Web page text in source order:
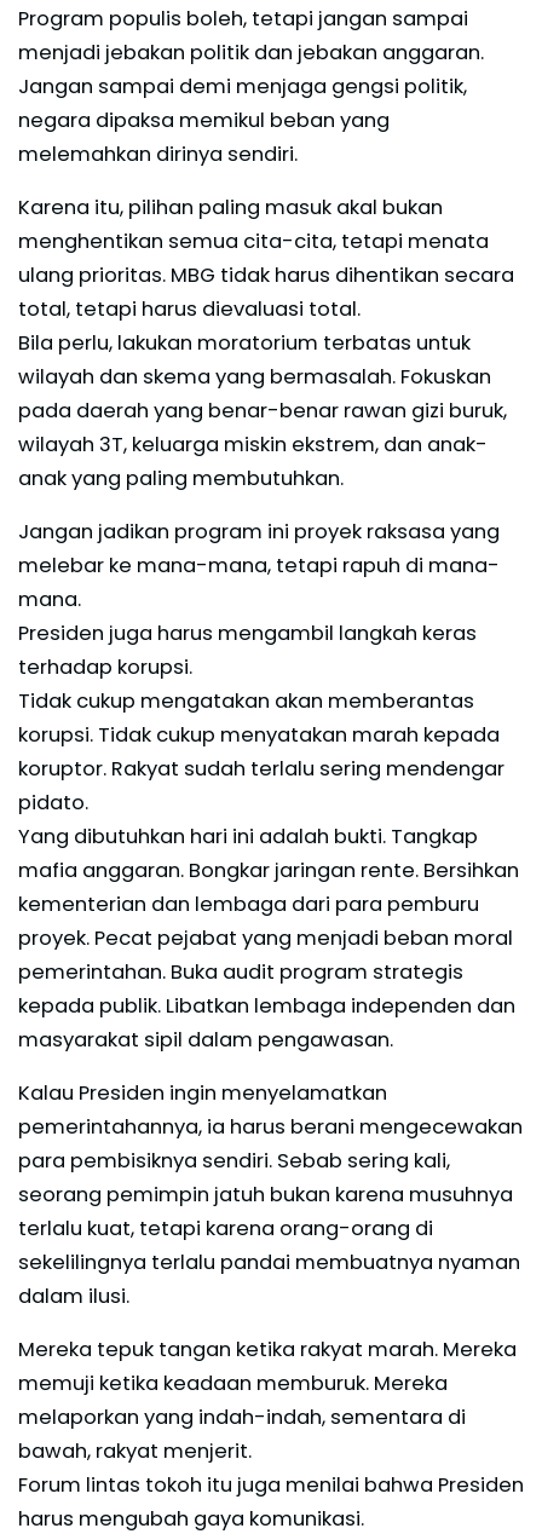
Program populis boleh, tetapi jangan sampai
menjadi jebakan politik dan jebakan anggaran.
Jangan sampai demi menjaga gengsi politik,
negara dipaksa memikul beban yang
melemahkan dirinya sendiri.
Karena itu, pilihan paling masuk akal bukan
menghentikan semua cita-cita, tetapi menata
ulang prioritas. MBG tidak harus dihentikan secara
total, tetapi harus dievaluasi total.
Bila perlu, lakukan moratorium terbatas untuk
wilayah dan skema yang bermasalah. Fokuskan
pada daerah yang benar-benar rawan gizi buruk,
wilayah 3T, keluarga miskin ekstrem, dan anak-
anak yang paling membutuhkan.
Jangan jadikan program ini proyek raksasa yang
melebar ke mana-mana, tetapi rapuh di mana-
mana.
Presiden juga harus mengambil langkah keras
terhadap korupsi.
Tidak cukup mengatakan akan memberantas
korupsi. Tidak cukup menyatakan marah kepada
koruptor. Rakyat sudah terlalu sering mendengar
pidato.
Yang dibutuhkan hari ini adalah bukti. Tangkap
mafia anggaran. Bongkar jaringan rente. Bersihkan
kementerian dan lembaga dari para pemburu
proyek. Pecat pejabat yang menjadi beban moral
pemerintahan. Buka audit program strategis
kepada publik. Libatkan lembaga independen dan
masyarakat sipil dalam pengawasan.
Kalau Presiden ingin menyelamatkan
pemerintahannya, ia harus berani mengecewakan
para pembisiknya sendiri. Sebab sering kali,
seorang pemimpin jatuh bukan karena musuhnya
terlalu kuat, tetapi karena orang-orang di
sekelilingnya terlalu pandai membuatnya nyaman
dalam ilusi.
Mereka tepuk tangan ketika rakyat marah. Mereka
memuji ketika keadaan memburuk. Mereka
melaporkan yang indah-indah, sementara di
bawah, rakyat menjerit.
Forum lintas tokoh itu juga menilai bahwa Presiden
harus mengubah gaya komunikasi.